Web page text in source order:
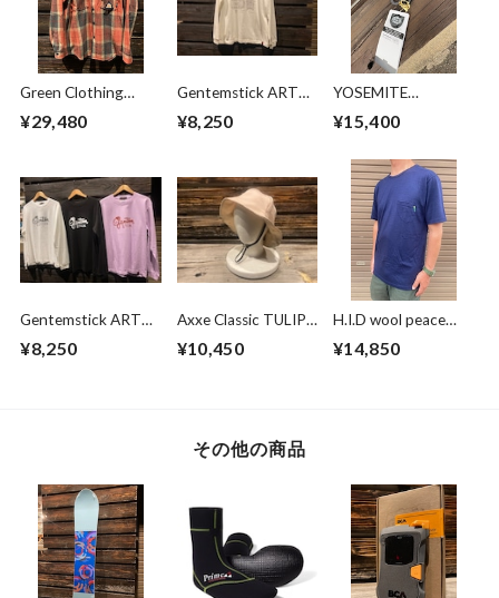
Green Clothing
Warm
¥29,480
Gentemstick ART
White Lサイズ
¥8,250
YOSEMITE
バイルストラップ
¥15,400
Gentemstick ART
K.T(Koji Toyoda)
¥8,250
Axxe Classic TULIP
Lightbeige
¥10,450
H.I.D wool peace
Indigo Mサイズ
¥14,850
その他の商品